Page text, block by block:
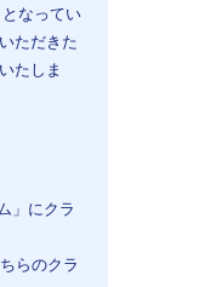
なってい
ただきた
たしま
」にクラ
らのクラ